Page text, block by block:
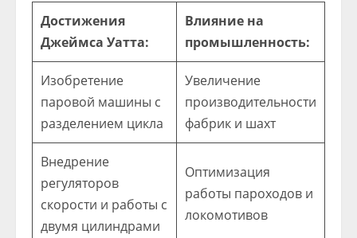
Достижения
Джеймса Уатта:
Влияние на
промышленность:
Изобретение
паровой машины с
разделением цикла
Увеличение
производительности
фабрик и шахт
Внедрение
регуляторов
скорости и работы с
двумя цилиндрами
Оптимизация
работы пароходов и
локомотивов